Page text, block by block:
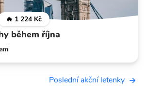
🔥 1 224 Kč
během října
Poslední akční letenky